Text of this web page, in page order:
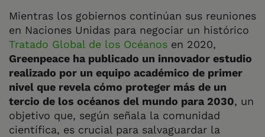
Mientras los gobiernos continúan sus reuniones
en Naciones Unidas para negociar un histórico
Tratado Global de los Océanos en 2020,
Greenpeace ha publicado un innovador estudio
realizado por un equipo académico de primer
nivel que revela cómo proteger más de un
tercio de los océanos del mundo para 2030, un
objetivo que, según señala la comunidad
científica, es crucial para salvaguardar la